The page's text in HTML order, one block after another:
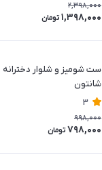
2,398,000
1,398,000 تومان
ست شومیز و شلوار دخترانه
شانتون
3
998,000
798,000 تومان